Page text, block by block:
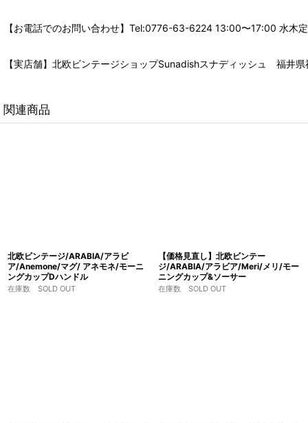
【お電話でのお問い合わせ】Tel:0776-63-6224 13:00〜17:00 水木
【実店舗】北欧ビンテージショップSunadishスナディッシュ 福井
関連商品
北欧ビンテージ/ARABIA/アラビ
ア/Anemone/マグ/ アネモネ/モーニ
ングカップDハンドル
在庫数 SOLD OUT
【価格見直し】北欧ビンテー
ジ/ARABIA/アラビア/Meri/メリ/モー
ニングカップ&ソーサー
在庫数 SOLD OUT